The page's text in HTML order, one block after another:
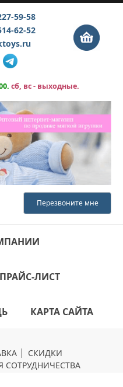
59-58
62-52
сб, вс - выходные.
ЛИСТ
КАРТА САЙТА
СКИДКИ
СОТРУДНИЧЕСТВА